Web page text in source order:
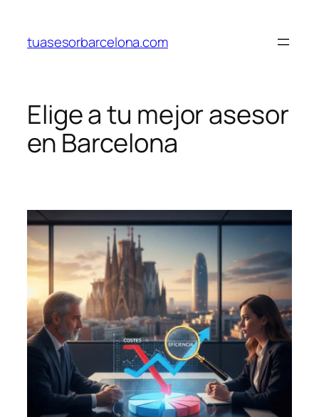
contenido
tuasesorbarcelona.com
Elige a tu mejor asesor
en Barcelona